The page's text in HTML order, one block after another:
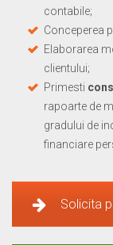
contabile;
Conceperea
Elaborarea
clientului;
Primesti
rapoarte de
gradului de
financiare
Solicita